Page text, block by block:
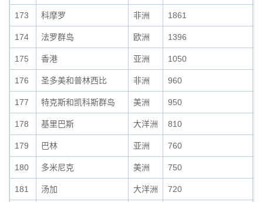
173 科摩罗 非洲 1861
174 法罗群岛 欧洲 1396
175 香港 亚洲 1050
176 圣多美和普林西比 非洲 960
177 特克斯和凯科斯群岛 美洲 950
178 基里巴斯 大洋洲 810
179 巴林 亚洲 760
180 多米尼克 美洲 750
181 汤加 大洋洲 720